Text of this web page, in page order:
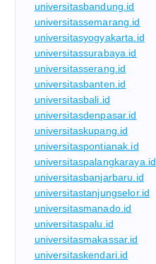
universitasbandung.id
universitassemarang.id
universitasyogyakarta.id
universitassurabaya.id
universitasserang.id
universitasbanten.id
universitasbali.id
universitasdenpasar.id
universitaskupang.id
universitaspontianak.id
universitaspalangkaraya.id
universitasbanjarbaru.id
universitastanjungselor.id
universitasmanado.id
universitaspalu.id
universitasmakassar.id
universitaskendari.id